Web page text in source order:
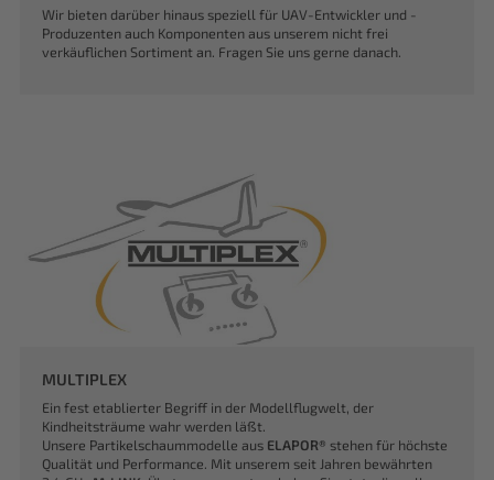
Wir bieten darüber hinaus speziell für UAV-Entwickler und -
Produzenten auch Komponenten aus unserem nicht frei
verkäuflichen Sortiment an. Fragen Sie uns gerne danach.
MULTIPLEX
Ein fest etablierter Begriff in der Modellflugwelt, der
Kindheitsträume wahr werden läßt.
Unsere Partikelschaummodelle aus ELAPOR® stehen für höchste
Qualität und Performance. Mit unserem seit Jahren bewährten